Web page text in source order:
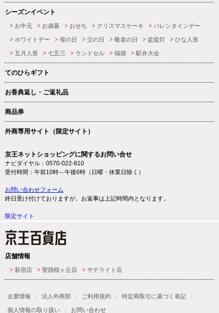
シーズンイベント
お中元 お歳暮 おせち クリスマスケーキ
バレンタインデー
ホワイトデー
母の日 父の日 敬老の日 盆提灯
ひな人形
五月人形
七五三 ランドセル 福袋 駅弁大会
てのひらギフト
お香典返し・ご返礼品
商品券
外商専用サイト（限定サイト）
京王ネットショッピングに関するお問い合せ
ナビダイヤル：0570-022-810
受付時間：午前10時～午後6時（日曜・休業日除く）
お問い合わせフォーム
終日受け付けておりますが、お返事は上記時間内となります。
限定サイト
店舗情報
新宿店 聖蹟桜ヶ丘店 サテライト店
企業情報 法人外商部 ご利用規約
特定商取引に基づく表記
個人情報の取り扱い
お問い合わせ